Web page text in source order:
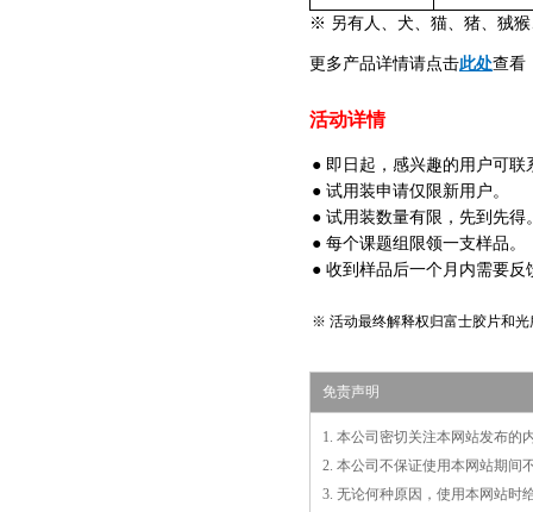
※ 另有人、犬、猫、猪、狨
更多产品详情请点击此处查看
活动详情
● 即日起，感兴趣的用户可
● 试用装申请仅限新用户。
● 试用装数量有限，先到先得
● 每个课题组限领一支样品。
● 收到样品后一个月内需要
※ 活动最终解释权归富士胶片和光
免责声明
1. 本公司密切关注本网站发布的
2. 本公司不保证使用本网站期间
3. 无论何种原因，使用本网站时